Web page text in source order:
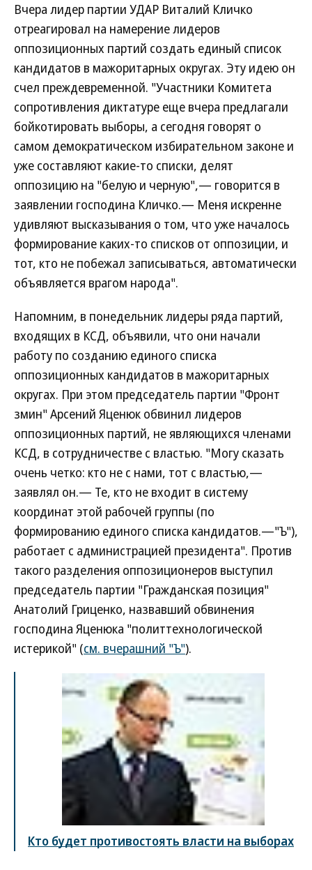
Вчера лидер партии УДАР Виталий Кличко
отреагировал на намерение лидеров
оппозиционных партий создать единый список
кандидатов в мажоритарных округах. Эту идею он
счел преждевременной. "Участники Комитета
сопротивления диктатуре еще вчера предлагали
бойкотировать выборы, а сегодня говорят о
самом демократическом избирательном законе и
уже составляют какие-то списки, делят
оппозицию на "белую и черную",— говорится в
заявлении господина Кличко.— Меня искренне
удивляют высказывания о том, что уже началось
формирование каких-то списков от оппозиции, и
тот, кто не побежал записываться, автоматически
объявляется врагом народа".
Напомним, в понедельник лидеры ряда партий,
входящих в КСД, объявили, что они начали
работу по созданию единого списка
оппозиционных кандидатов в мажоритарных
округах. При этом председатель партии "Фронт
змин" Арсений Яценюк обвинил лидеров
оппозиционных партий, не являющихся членами
КСД, в сотрудничестве с властью. "Могу сказать
очень четко: кто не с нами, тот с властью,—
заявлял он.— Те, кто не входит в систему
координат этой рабочей группы (по
формированию единого списка кандидатов.—"Ъ"),
работает с администрацией президента". Против
такого разделения оппозиционеров выступил
председатель партии "Гражданская позиция"
Анатолий Гриценко, назвавший обвинения
господина Яценюка "политтехнологической
истерикой" (см. вчерашний "Ъ").
Кто будет противостоять власти на выборах